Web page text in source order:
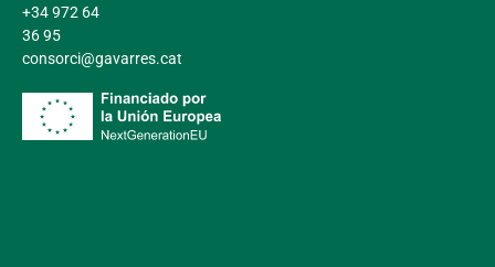
+34 972 64
36 95
consorci@gavarres.cat